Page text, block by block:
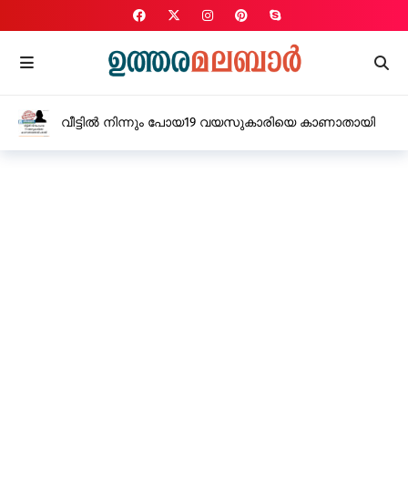
വീട്ടിൽ നിന്നും പോയ19 വയസുകാരിയെ കാണാതായി